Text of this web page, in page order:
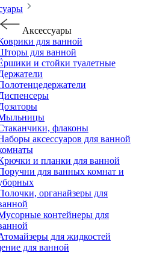
Аксессуары
для ванной
для ванной
и стойки туалетные
флаконы
аксессуаров для ванной
и планки для ванной
для ванных комнат и
органайзеры для
контейнеры для
для жидкостей
для ванной